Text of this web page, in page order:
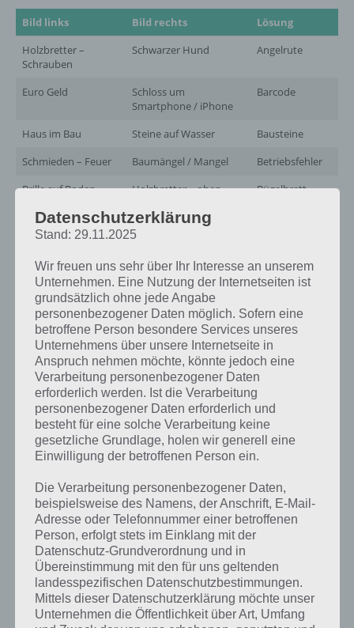
Bild links Bild rechts
Lösung
Holzbretter –
Schrauben
Schwarzer Hund Angelrute
Euro Geld
Schloss um
Smartphone / iPhone
Barcode
Haus im Bau Steine auf Wasser
Bausteine
Schmieden – Feuer
Baumängel / Mangel
Betriebsfehler
Brille auf Boden
Holzbretter – oben
Bügelbrett
Frau – headset Schwarzes Auto
Glücksrad
Heizung – Regler
Mann – Labyrinth
Mann zahlt
Handwerker
Finderlohn
Leuchtende
Maschine
Gitarrenspieler Flaschenhals
Gefängnis – Zelle
Frau – Hund (macht
Sitz)
Haftbefehl
Wirtschaftszeitung Ast eines Baumes
Handelszweig
Raum – Wohnung –
Haus an Meer – Berg
Futternapf Innenfutter
Hund kaut
Profiltiefe Reifen
messen mit Zollstock
Kaugummi
Couch / Sofa –
Kissen
Ritter aus Feuer Kissenschlacht
Bank
Person mit Handy (kein
Smartphone)
Kontonummer
Lottozahlen
Mann schreibt –
Schreibmaschinen
Kugelschreiber
Datenschutzerklärung
Stand: 29.11.2025
Wir freuen uns sehr über Ihr Interesse an unserem
Unternehmen. Eine Nutzung der Internetseiten ist
grundsätzlich ohne jede Angabe
personenbezogener Daten möglich. Sofern eine
betroffene Person besondere Services unseres
Unternehmens über unsere Internetseite in
Anspruch nehmen möchte, könnte jedoch eine
Verarbeitung personenbezogener Daten
erforderlich werden. Ist die Verarbeitung
personenbezogener Daten erforderlich und
besteht für eine solche Verarbeitung keine
gesetzliche Grundlage, holen wir generell eine
Einwilligung der betroffenen Person ein.
Die Verarbeitung personenbezogener Daten,
beispielsweise des Namens, der Anschrift, E-Mail-
Adresse oder Telefonnummer einer betroffenen
Person, erfolgt stets im Einklang mit der
Datenschutz-Grundverordnung und in
Übereinstimmung mit den für uns geltenden
landesspezifischen Datenschutzbestimmungen.
Mittels dieser Datenschutzerklärung möchte unser
Unternehmen die Öffentlichkeit über Art, Umfang